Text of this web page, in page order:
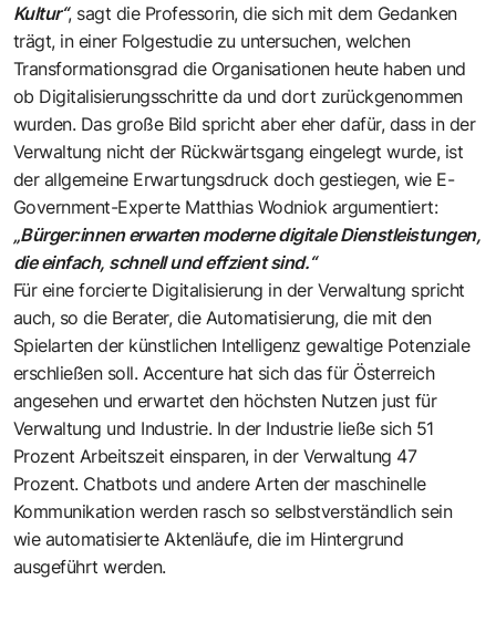
Kultur“, sagt die Professorin, die sich mit dem Gedanken
trägt, in einer Folgestudie zu untersuchen, welchen
Transformationsgrad die Organisationen heute haben und
ob Digitalisierungsschritte da und dort zurückgenommen
wurden. Das große Bild spricht aber eher dafür, dass in der
Verwaltung nicht der Rückwärtsgang eingelegt wurde, ist
der allgemeine Erwartungsdruck doch gestiegen, wie E-
Government-Experte Matthias Wodniok argumentiert:
„Bürger:innen erwarten moderne digitale Dienstleistungen,
die einfach, schnell und effzient sind.“
Für eine forcierte Digitalisierung in der Verwaltung spricht
auch, so die Berater, die Automatisierung, die mit den
Spielarten der künstlichen Intelligenz gewaltige Potenziale
erschließen soll. Accenture hat sich das für Österreich
angesehen und erwartet den höchsten Nutzen just für
Verwaltung und Industrie. In der Industrie ließe sich 51
Prozent Arbeitszeit einsparen, in der Verwaltung 47
Prozent. Chatbots und andere Arten der maschinelle
Kommunikation werden rasch so selbstverständlich sein
wie automatisierte Aktenläufe, die im Hintergrund
ausgeführt werden.